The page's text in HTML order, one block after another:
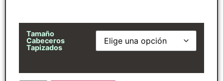
Tamaño
Cabeceros
Tapizados